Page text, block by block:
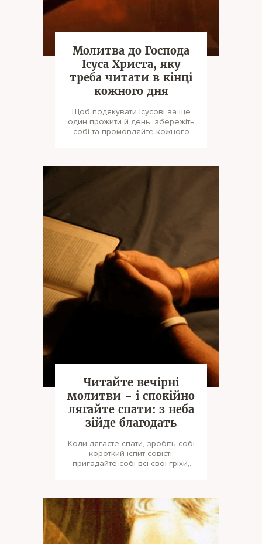
Молитва до Господа
Ісуса Христа, яку
треба читати в кінці
кожного дня
Щоб подякувати Ісусові за ще
один прожити й день, збережіть
собі та промовляйте кожного
Читайте вечірні
молитви – і спокійно
лягайте спати: з неба
зійде благодать
Коли лягаєте спати, зробіть собі
короткий іспит совісті:
пригадайте собі всі свої гріхи,